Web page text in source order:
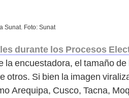
Sunat. Foto: Sunat
durante los Procesos
encuestadora, el tamaño de
otros. Si bien la imagen
Arequipa, Cusco, Tacna,